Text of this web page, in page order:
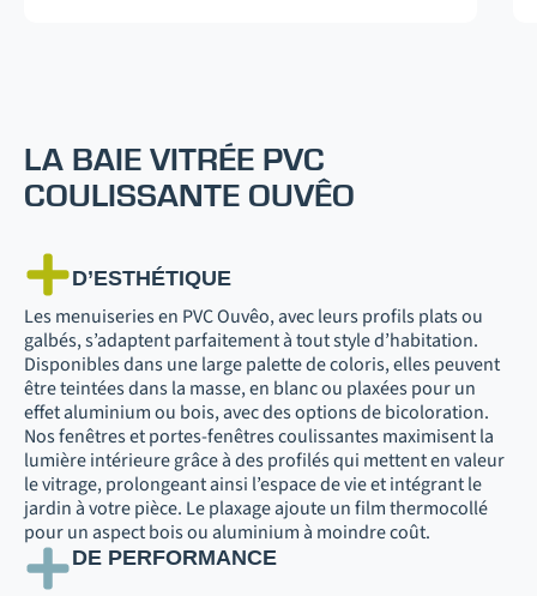
LA BAIE VITRÉE PVC
COULISSANTE OUVÊO
D’ESTHÉTIQUE
Les menuiseries en PVC Ouvêo, avec leurs profils plats ou
galbés, s’adaptent parfaitement à tout style d’habitation.
Disponibles dans une large palette de coloris, elles peuvent
être teintées dans la masse, en blanc ou plaxées pour un
effet aluminium ou bois, avec des options de bicoloration.
Nos fenêtres et portes-fenêtres coulissantes maximisent la
lumière intérieure grâce à des profilés qui mettent en valeur
le vitrage, prolongeant ainsi l’espace de vie et intégrant le
jardin à votre pièce. Le plaxage ajoute un film thermocollé
pour un aspect bois ou aluminium à moindre coût.
DE PERFORMANCE